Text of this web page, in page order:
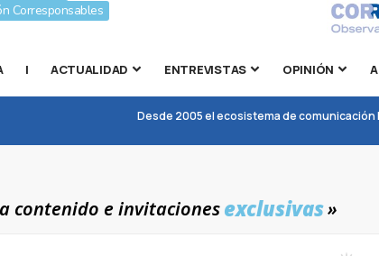
Corresponsables
| ACTUALIDAD ENTREVISTAS OPINIÓN
Desde 2005 el ecosistema de comunicación
contenido e invitacionesexclusivas»